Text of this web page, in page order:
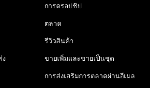
ง
การดรอปชิป
ตลาด
รีวิวสินค้า
ขายเพิ่มและขายเป็นชุด
การส่งเสริมการตลาดผ่านอีเมล